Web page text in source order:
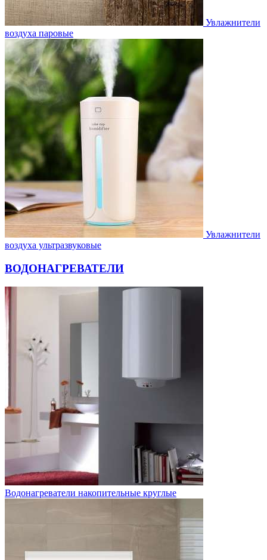
Увлажнители
воздуха паровые
Увлажнители
воздуха ультразвуковые
ВОДОНАГРЕВАТЕЛИ
Водонагреватели накопительные круглые